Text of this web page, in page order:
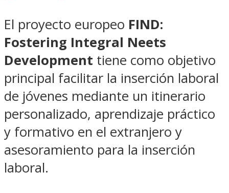
El proyecto europeo FIND:
Fostering Integral Neets
Development tiene como objetivo
principal facilitar la inserción laboral
de jóvenes mediante un itinerario
personalizado, aprendizaje práctico
y formativo en el extranjero y
asesoramiento para la inserción
laboral.